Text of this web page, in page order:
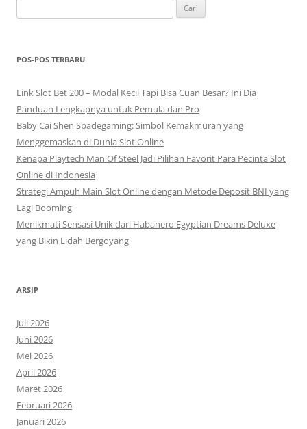
untuk:
POS-POS TERBARU
Link Slot Bet 200 – Modal Kecil Tapi Bisa Cuan Besar? Ini Dia
Panduan Lengkapnya untuk Pemula dan Pro
Baby Cai Shen Spadegaming: Simbol Kemakmuran yang
Menggemaskan di Dunia Slot Online
Kenapa Playtech Man Of Steel Jadi Pilihan Favorit Para Pecinta Slot
Online di Indonesia
Strategi Ampuh Main Slot Online dengan Metode Deposit BNI yang
Lagi Booming
Menikmati Sensasi Unik dari Habanero Egyptian Dreams Deluxe
yang Bikin Lidah Bergoyang
ARSIP
Juli 2026
Juni 2026
Mei 2026
April 2026
Maret 2026
Februari 2026
Januari 2026